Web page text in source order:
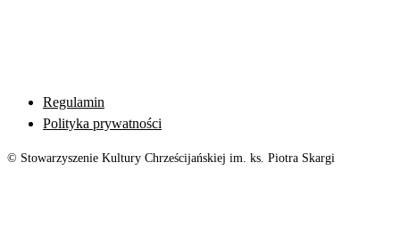
Regulamin
Polityka prywatności
© Stowarzyszenie Kultury Chrześcijańskiej im. ks. Piotra Skargi